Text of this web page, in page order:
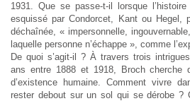
1931. Que se passe-t-il lorsque
esquissé par Condorcet, Kant ou Hegel,
déchaînée, « impersonnelle,
laquelle personne n’échappe », comme
De quoi s’agit-il ? À travers trois
ans entre 1888 et 1918, Broch cherche
d’existence humaine. Comment vivre
rester debout sur un sol qui se dérobe ?